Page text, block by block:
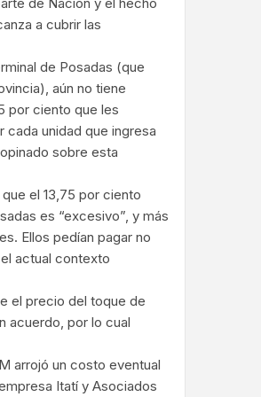
a cubrir las
de Posadas (que
aún no tiene
por ciento que les
unidad que ingresa
sobre esta
el 13,75 por ciento
es “excesivo”, y más
Ellos pedían pagar no
actual contexto
el precio del toque de
acuerdo, por lo cual
arrojó un costo eventual
Itatí y Asociados